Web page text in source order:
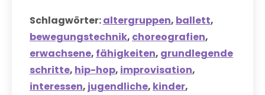
Schlagwörter:altergruppen, ballett,
bewegungstechnik, choreografien,
erwachsene, fähigkeiten, grundlegende
schritte, hip-hop, improvisation,
interessen, jugendliche, kinder,